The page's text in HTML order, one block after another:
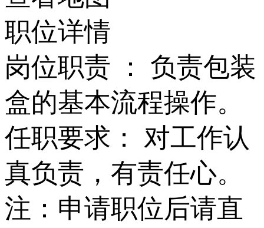
职位详情
岗位职责 ： 负责包装
盒的基本流程操作。
任职要求： 对工作认
真负责，有责任心。
注：申请职位后请直